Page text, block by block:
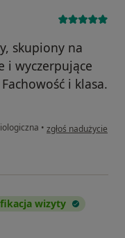
skupiony na
i wyczerpujące
i klasa.
• w opinii
zgłoś nadużycie
wizyty